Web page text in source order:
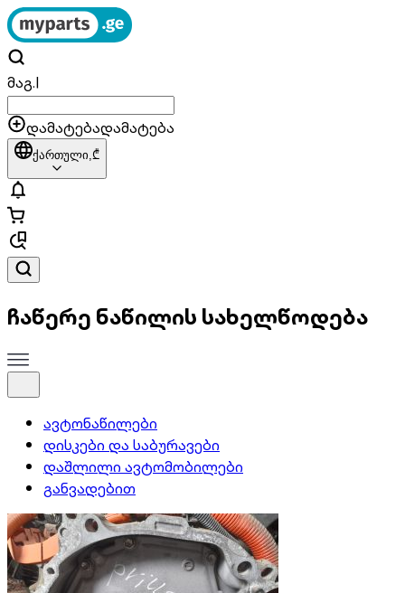
მაგ.|
დამატებადამატება
ქართული,₾
ჩაწერე ნაწილის სახელწოდება
ავტონაწილები
დისკები და საბურავები
დაშლილი ავტომობილები
განვადებით